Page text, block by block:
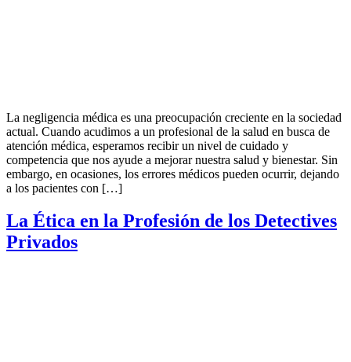
La negligencia médica es una preocupación creciente en la sociedad
actual. Cuando acudimos a un profesional de la salud en busca de
atención médica, esperamos recibir un nivel de cuidado y
competencia que nos ayude a mejorar nuestra salud y bienestar. Sin
embargo, en ocasiones, los errores médicos pueden ocurrir, dejando
a los pacientes con […]
La Ética en la Profesión de los Detectives
Privados